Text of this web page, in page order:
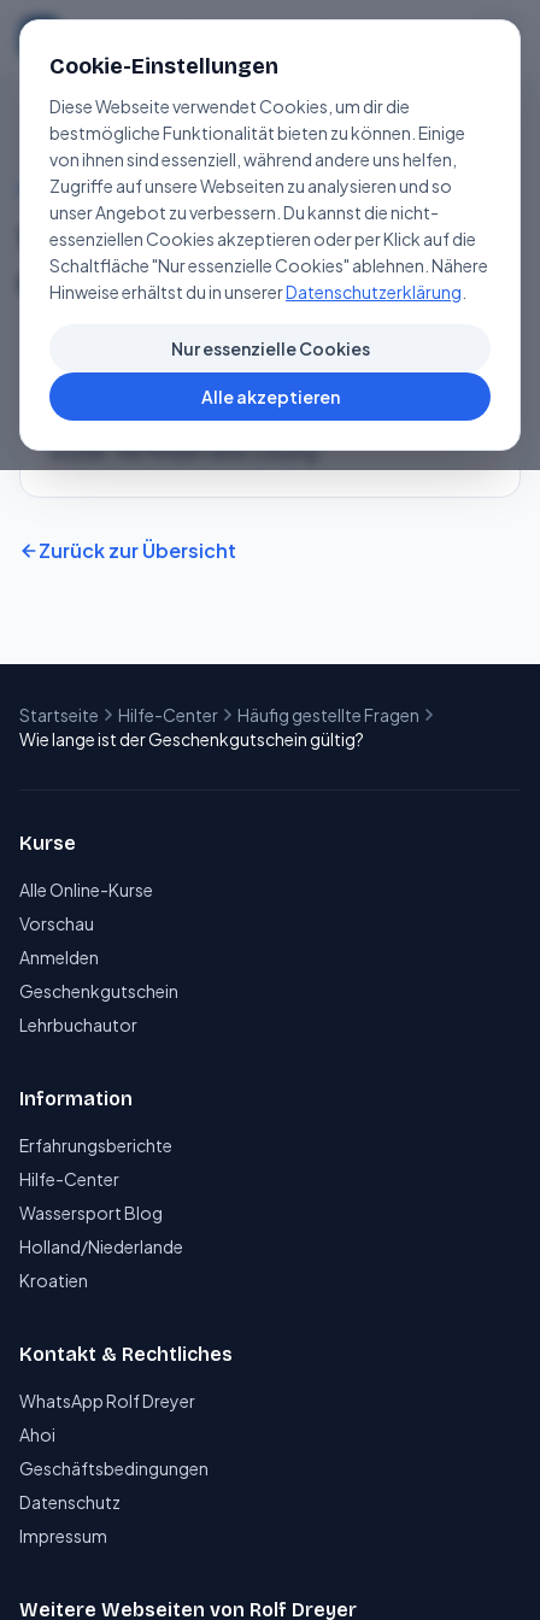
HÄUFIG GESTELLTE FRAGEN
Wie lange ist der
Geschenkgutschein gültig?
12 Monate. Bitte melde dich, wenn dein
Gutschein älter ist und noch nicht eingelöst
wurde. Wir finden eine Lösung.
Zurück zur Übersicht
Startseite Hilfe-Center
Häufig gestellte Fragen
Wie lange ist der Geschenkgutschein gültig?
Kurse
Alle Online-Kurse
Vorschau
Anmelden
Geschenkgutschein
Lehrbuchautor
Information
Erfahrungsberichte
Hilfe-Center
Wassersport Blog
Holland/Niederlande
Kroatien
Kontakt & Rechtliches
WhatsApp Rolf Dreyer
Ahoi
Geschäftsbedingungen
Datenschutz
Impressum
Weitere Webseiten von Rolf Dreyer
Cookie-Einstellungen
Diese Webseite verwendet Cookies, um dir die
bestmögliche Funktionalität bieten zu können. Einige
von ihnen sind essenziell, während andere uns helfen,
Zugriffe auf unsere Webseiten zu analysieren und so
unser Angebot zu verbessern. Du kannst die nicht-
essenziellen Cookies akzeptieren oder per Klick auf die
Schaltfläche "Nur essenzielle Cookies" ablehnen. Nähere
Hinweise erhältst du in unsererDatenschutzerklärung
Nur essenzielle Cookies
Alle akzeptieren